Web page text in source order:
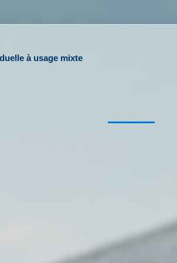
à usage mixte